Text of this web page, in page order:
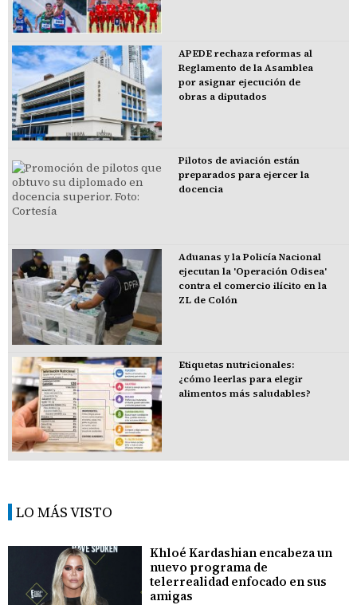
APEDE rechaza reformas al
Reglamento de la Asamblea
por asignar ejecución de
obras a diputados
Pilotos de aviación están
preparados para ejercer la
docencia
Aduanas y la Policía Nacional
ejecutan la 'Operación Odisea'
contra el comercio ilícito en la
ZL de Colón
Etiquetas nutricionales:
¿cómo leerlas para elegir
alimentos más saludables?
LO MÁS VISTO
Khloé Kardashian encabeza un
nuevo programa de
telerrealidad enfocado en sus
amigas